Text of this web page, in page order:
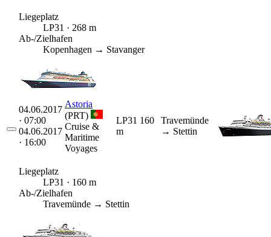
Liegeplatz
LP31 · 268 m
Ab-/Zielhafen
Kopenhagen → Stavanger
04.06.2017
· 07:00
04.06.2017
· 16:00
Astoria
(PRT)
Cruise &
Maritime
Voyages
LP31 160
m
Travemünde
→ Stettin
Liegeplatz
LP31 · 160 m
Ab-/Zielhafen
Travemünde → Stettin